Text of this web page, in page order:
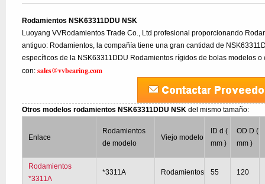
Rodamientos NSK63311DDU NSK
Luoyang VVRodamientos Trade Co., Ltd profesional proporcionando
antiguo: Rodamientos, la compañía tiene una gran cantidad de
específicos de la NSK63311DDU Rodamientos rígidos de bolas modelos
con:sales@vvbearing.com
Otros modelos rodamientos NSK63311DDU NSKdel mismo tamaño:
Enlace
Rodamientos
de modelo
Viejo modelo
ID d (
mm )
OD D (
mm )
Rodamientos
*3311A
*3311A Rodamientos 55 120